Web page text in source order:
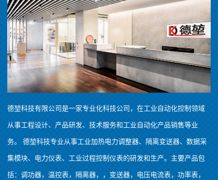
德堃科技有限公司是一家专业化科技公司，在工业自动化控制领域
从事工程设计、产品研发、技术服务和工业自动化产品销售等业
务。 德堃科技专业从事工业加热电力调整器、隔离变送器、数据采
集模块、电力仪表、工业过程控制仪表的研发和生产。主要产品包
括：调功器，温控表，隔离器，，变送器，电压电流表，功率表，